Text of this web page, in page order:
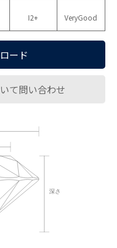
I2+ VeryGood
ード
て問い合わせ